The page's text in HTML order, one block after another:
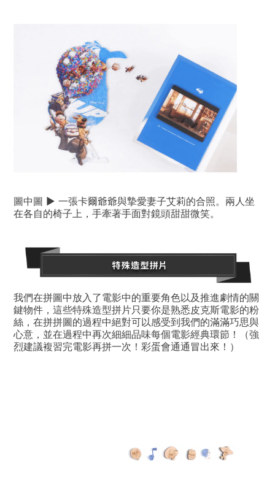
圖中圖 ▶ 一張卡爾爺爺與摯愛妻子艾莉的合照。兩人坐
在各自的椅子上，手牽著手面對鏡頭甜甜微笑。
我們在拼圖中放入了電影中的重要角色以及推進劇情的關
鍵物件，這些特殊造型拼片只要你是熟悉皮克斯電影的粉
絲，在拼拼圖的過程中絕對可以感受到我們的滿滿巧思與
心意，並在過程中再次細細品味每個電影經典環節！（強
烈建議複習完電影再拼一次！彩蛋會通通冒出來！）